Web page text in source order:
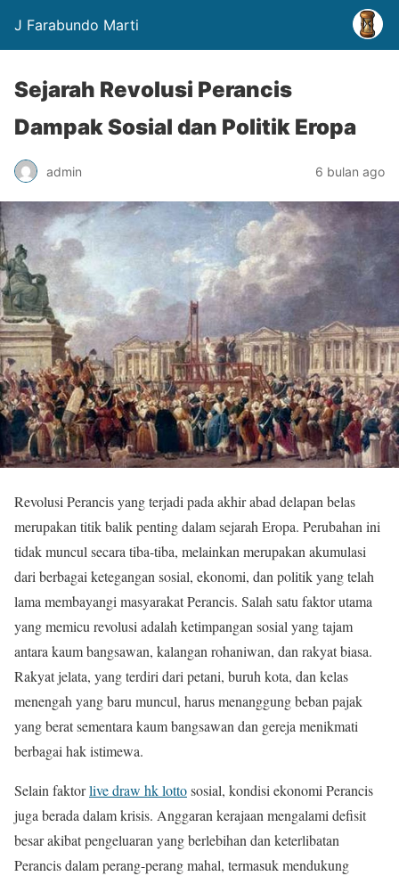
J Farabundo Marti
Sejarah Revolusi Perancis
Dampak Sosial dan Politik Eropa
admin 6 bulan ago
Revolusi Perancis yang terjadi pada akhir abad delapan belas
merupakan titik balik penting dalam sejarah Eropa. Perubahan ini
tidak muncul secara tiba-tiba, melainkan merupakan akumulasi
dari berbagai ketegangan sosial, ekonomi, dan politik yang telah
lama membayangi masyarakat Perancis. Salah satu faktor utama
yang memicu revolusi adalah ketimpangan sosial yang tajam
antara kaum bangsawan, kalangan rohaniwan, dan rakyat biasa.
Rakyat jelata, yang terdiri dari petani, buruh kota, dan kelas
menengah yang baru muncul, harus menanggung beban pajak
yang berat sementara kaum bangsawan dan gereja menikmati
berbagai hak istimewa.
Selain faktorlive draw hk lottososial, kondisi ekonomi Perancis
juga berada dalam krisis. Anggaran kerajaan mengalami defisit
besar akibat pengeluaran yang berlebihan dan keterlibatan
Perancis dalam perang-perang mahal, termasuk mendukung